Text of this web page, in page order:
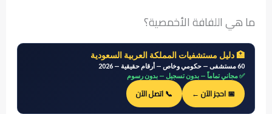
ما هي اللفافة الأخمصية؟
🏥 دليل مستشفيات المملكة العربية السعودية
60 مستشفى — حكومي وخاص — أرقام حقيقية — 2026
✅ مجاني تماماً — بدون تسجيل — بدون رسوم
📅 احجز الآن ← 📞 اتصل الآن